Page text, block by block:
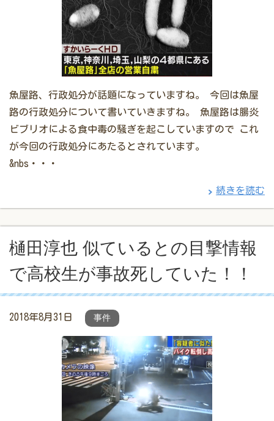
魚屋路、行政処分が話題になっていますね。 今回は魚屋
路の行政処分について書いていきますね。 魚屋路は腸炎
ビブリオによる食中毒の騒ぎを起こしていますので これ
が今回の行政処分にあたるとされています。
&nbs・・・
続きを読む
樋田淳也 似ているとの目撃情報
で高校生が事故死していた！！
2018年8月31日 事件